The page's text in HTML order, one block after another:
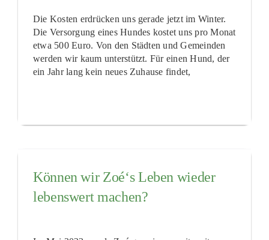
Die Kosten erdrücken uns gerade jetzt im Winter.
Die Versorgung eines Hundes kostet uns pro Monat
etwa 500 Euro. Von den Städten und Gemeinden
werden wir kaum unterstützt. Für einen Hund, der
ein Jahr lang kein neues Zuhause findet,
Können wir Zoé‘s Leben wieder
lebenswert machen?